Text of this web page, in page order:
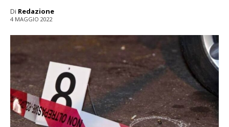
Di Redazione
4 MAGGIO 2022